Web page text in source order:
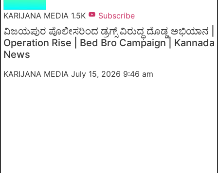
KARIJANA MEDIA 1.5K Subscribe
ವಿಜಯಪುರ ಪೊಲೀಸರಿಂದ ಡ್ರಗ್ಸ್ ವಿರುದ್ಧ ದೊಡ್ಡ ಅಭಿಯಾನ |
Operation Rise | Bed Bro Campaign | Kannada
News
KARIJANA MEDIA July 15, 2026 9:46 am